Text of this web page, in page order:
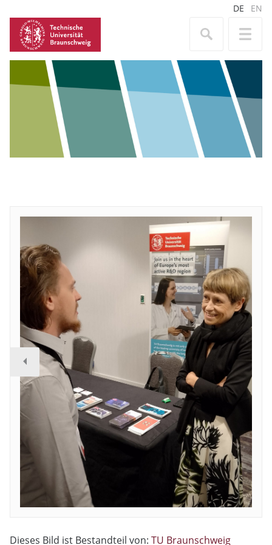
DE EN
Dieses Bild ist Bestandteil von: TU Braunschweig